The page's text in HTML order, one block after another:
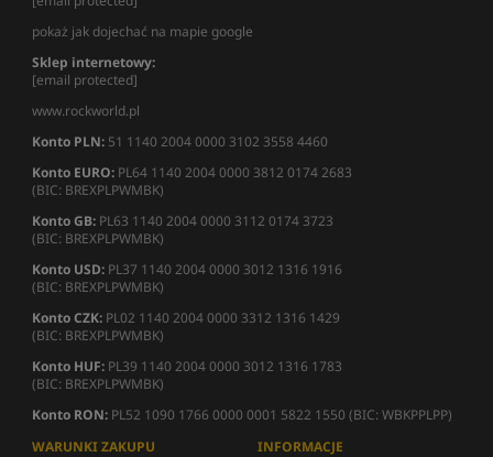
pokaż jak dojechać na mapie google
Sklep internetowy:
[email protected]
www.rockworld.pl
Konto PLN: 51 1140 2004 0000 3102 3558 4460
Konto EURO: PL64 1140 2004 0000 3812 0174 2683
(BIC: BREXPLPWMBK)
Konto GB: PL63 1140 2004 0000 3112 0174 3723
(BIC: BREXPLPWMBK)
Konto USD: PL37 1140 2004 0000 3012 1316 1916
(BIC: BREXPLPWMBK)
Konto CZK: PL02 1140 2004 0000 3312 1316 1429
(BIC: BREXPLPWMBK)
Konto HUF: PL39 1140 2004 0000 3012 1316 1783
(BIC: BREXPLPWMBK)
Konto RON: PL52 1090 1766 0000 0001 5822 1550 (BIC: WBKPPLPP)
WARUNKI ZAKUPU
INFORMACJE